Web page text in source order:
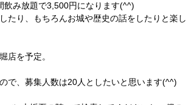
飲み放題で3,500円になります(^^)
たり、もちろんお城や歴史の話をしたりと楽し
店を予定。
で、募集人数は20人としたいと思います(^^)